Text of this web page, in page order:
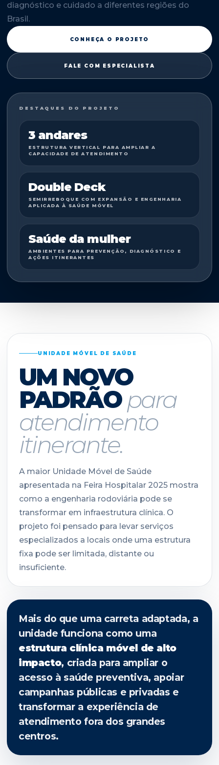
diagnóstico e cuidado a diferentes regiões do
Brasil.
CONHEÇA O PROJETO
FALE COM ESPECIALISTA
DESTAQUES DO PROJETO
3 andares
ESTRUTURA VERTICAL PARA AMPLIAR A
CAPACIDADE DE ATENDIMENTO
Double Deck
SEMIRREBOQUE COM EXPANSÃO E ENGENHARIA
APLICADA À SAÚDE MÓVEL
Saúde da mulher
AMBIENTES PARA PREVENÇÃO, DIAGNÓSTICO E
AÇÕES ITINERANTES
UNIDADE MÓVEL DE SAÚDE
UM NOVO
PADRÃOpara
atendimento
itinerante.
A maior Unidade Móvel de Saúde
apresentada na Feira Hospitalar 2025 mostra
como a engenharia rodoviária pode se
transformar em infraestrutura clínica. O
projeto foi pensado para levar serviços
especializados a locais onde uma estrutura
fixa pode ser limitada, distante ou
insuficiente.
Mais do que uma carreta adaptada, a
unidade funciona como uma
estrutura clínica móvel de alto
impacto, criada para ampliar o
acesso à saúde preventiva, apoiar
campanhas públicas e privadas e
transformar a experiência de
atendimento fora dos grandes
centros.